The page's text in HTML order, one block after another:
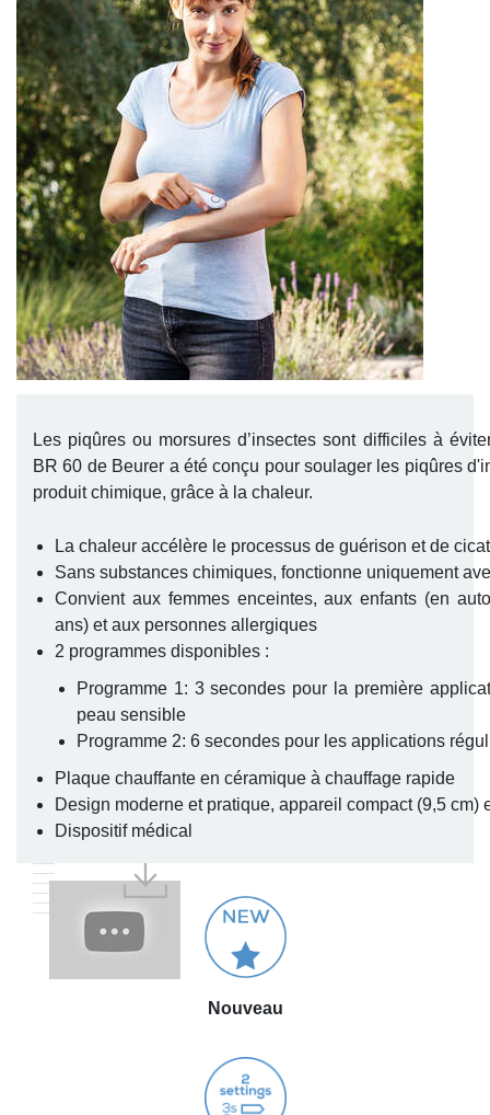
Les piqûres ou morsures d’insectes sont difficiles à
BR 60 de Beurer a été conçu pour soulager les piqûres
produit chimique, grâce à la chaleur.
La chaleur accélère le processus de guérison et de
Sans substances chimiques, fonctionne uniquement
Convient aux femmes enceintes, aux enfants (en
ans) et aux personnes allergiques
2 programmes disponibles :
Programme 1: 3 secondes pour la première
peau sensible
Programme 2: 6 secondes pour les applications
Plaque chauffante en céramique à chauffage rapide
Design moderne et pratique, appareil compact (9,5 cm)
Dispositif médical
Nouveau